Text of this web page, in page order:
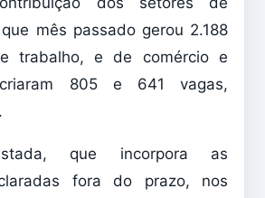
mês passado gerou 2.188
trabalho, e de comércio e
805 e 641 vagas,
que incorpora as
fora do prazo, nos